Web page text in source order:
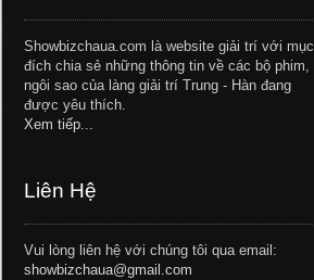
Showbizchaua.com là website giải trí với mục
đích chia sẻ những thông tin về các bộ phim,
ngôi sao của làng giải trí Trung - Hàn đang
được yêu thích.
Xem tiếp...
Liên Hệ
Vui lòng liên hệ với chúng tôi qua email:
showbizchaua@gmail.com